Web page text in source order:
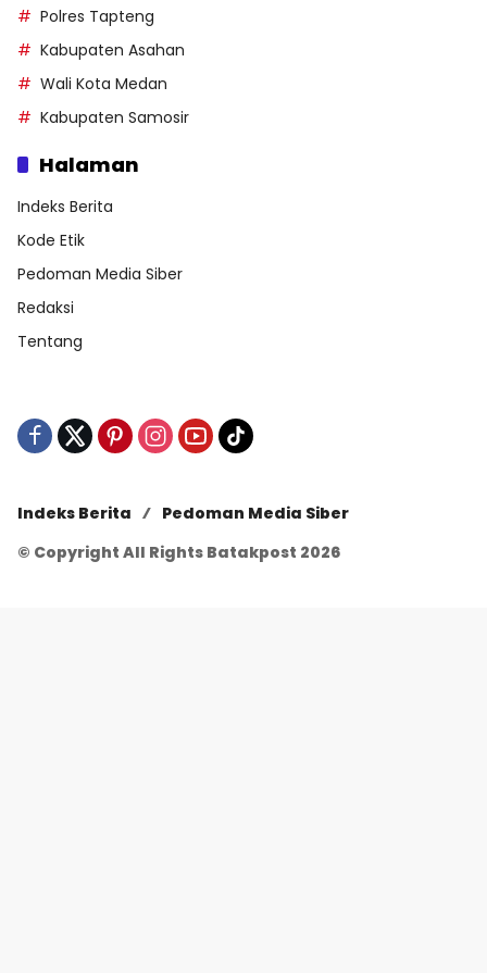
Polres Tapteng
Kabupaten Asahan
Wali Kota Medan
Kabupaten Samosir
Halaman
Indeks Berita
Kode Etik
Pedoman Media Siber
Redaksi
Tentang
Indeks Berita
Pedoman Media Siber
© Copyright All Rights Batakpost 2026